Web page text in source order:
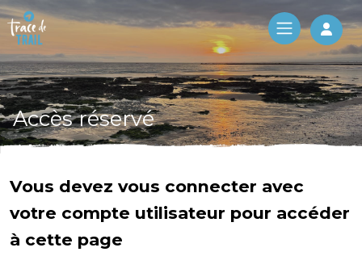
Log
Accès réservé
Vous devez vous connecter avec
votre compte utilisateur pour accéder
à cette page